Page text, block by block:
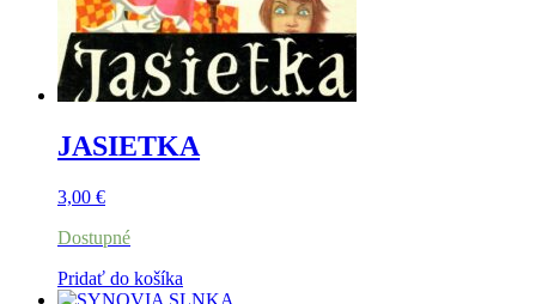
JASIETKA
3,00 €
Dostupné
Pridať do košíka